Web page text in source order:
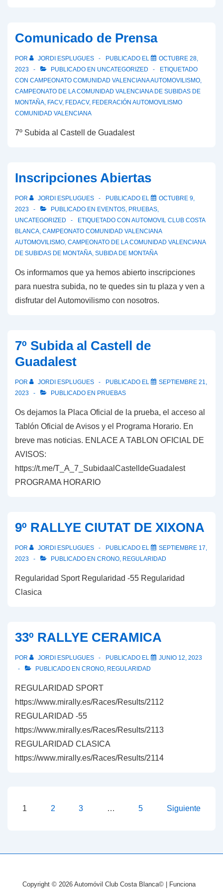
Comunicado de Prensa
POR JORDI ESPLUGUES PUBLICADO EL
OCTUBRE 28,
2023
PUBLICADO EN UNCATEGORIZED
ETIQUETADO
CON CAMPEONATO COMUNIDAD VALENCIANA AUTOMOVILISMO
CAMPEONATO DE LA COMUNIDAD VALENCIANA DE SUBIDAS DE
MONTAÑA FACV, FEDACV, FEDERACIÓN AUTOMOVILISMO
COMUNIDAD VALENCIANA
7º Subida al Castell de Guadalest
Inscripciones Abiertas
POR JORDI ESPLUGUES PUBLICADO EL
OCTUBRE 9,
2023
PUBLICADO EN EVENTOS PRUEBAS
UNCATEGORIZED
ETIQUETADO CON AUTOMOVIL CLUB COSTA
BLANCA CAMPEONATO COMUNIDAD VALENCIANA
AUTOMOVILISMO CAMPEONATO DE LA COMUNIDAD VALENCIANA
DE SUBIDAS DE MONTAÑA SUBIDA DE MONTAÑA
Os informamos que ya hemos abierto inscripciones
para nuestra subida, no te quedes sin tu plaza y ven a
disfrutar del Automovilismo con nosotros.
7º Subida al Castell de
Guadalest
POR JORDI ESPLUGUES PUBLICADO EL
SEPTIEMBRE 21,
2023
PUBLICADO EN PRUEBAS
Os dejamos la Placa Oficial de la prueba, el acceso al
Tablón Oficial de Avisos y el Programa Horario. En
breve mas noticias. ENLACE A TABLON OFICIAL DE
AVISOS:
https://t.me/T_A_7_SubidaalCastelldeGuadalest
PROGRAMA HORARIO
9º RALLYE CIUTAT DE XIXONA
POR JORDI ESPLUGUES PUBLICADO EL
SEPTIEMBRE 17,
2023
PUBLICADO EN CRONO REGULARIDAD
Regularidad Sport Regularidad -55 Regularidad
Clasica
33º RALLYE CERAMICA
POR JORDI ESPLUGUES PUBLICADO EL
JUNIO 12, 2023
PUBLICADO EN CRONO REGULARIDAD
REGULARIDAD SPORT
https://www.mirally.es/Races/Results/2112
REGULARIDAD -55
https://www.mirally.es/Races/Results/2113
REGULARIDAD CLASICA
https://www.mirally.es/Races/Results/2114
Paginación
1 2 3 … 5 Siguiente
Copyright © 2026 Automóvil Club Costa Blanca© | Funciona